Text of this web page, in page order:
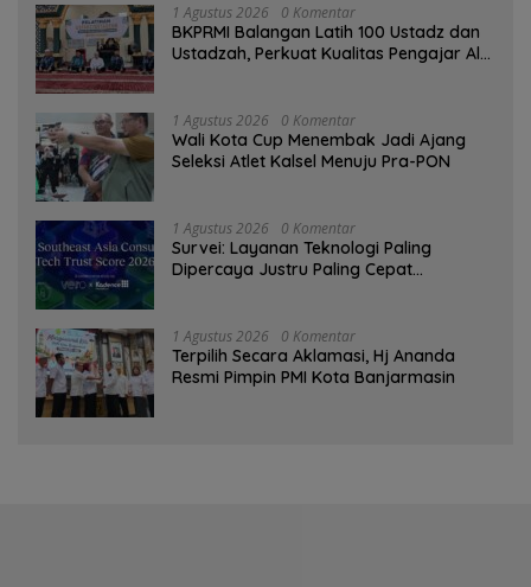
1 Agustus 2026 0 Komentar
BKPRMI Balangan Latih 100 Ustadz dan
Ustadzah, Perkuat Kualitas Pengajar Al-
1 Agustus 2026 0 Komentar
Wali Kota Cup Menembak Jadi Ajang
Seleksi Atlet Kalsel Menuju Pra-PON
1 Agustus 2026 0 Komentar
Survei: Layanan Teknologi Paling
Dipercaya Justru Paling Cepat
1 Agustus 2026 0 Komentar
‎Terpilih Secara Aklamasi, Hj Ananda
Resmi Pimpin PMI Kota Banjarmasin